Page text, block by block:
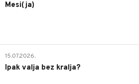
Mesi(ja)
15.07.2026.
Ipak valja bez kralja?